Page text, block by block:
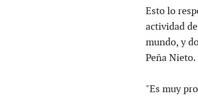
Esto lo
actividad
mundo, y
Peña Nieto.
"Es muy